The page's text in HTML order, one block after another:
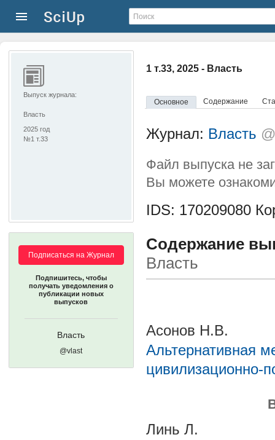
1 т.33, 2025 - Власть
Основное Содержание
Выпуск журнала:
Власть
2025 год
№1 т.33
Подписаться на Журнал
Подпишитесь, чтобы
получать уведомления о
публикации новых
выпусков
Власть
@vlast
Журнал: Власть
Файл выпуска не
Вы можете
IDS: 170209080
Содержание
Власть
Асонов Н.В.
Альтернативная
цивилизационно-
Линь Л.